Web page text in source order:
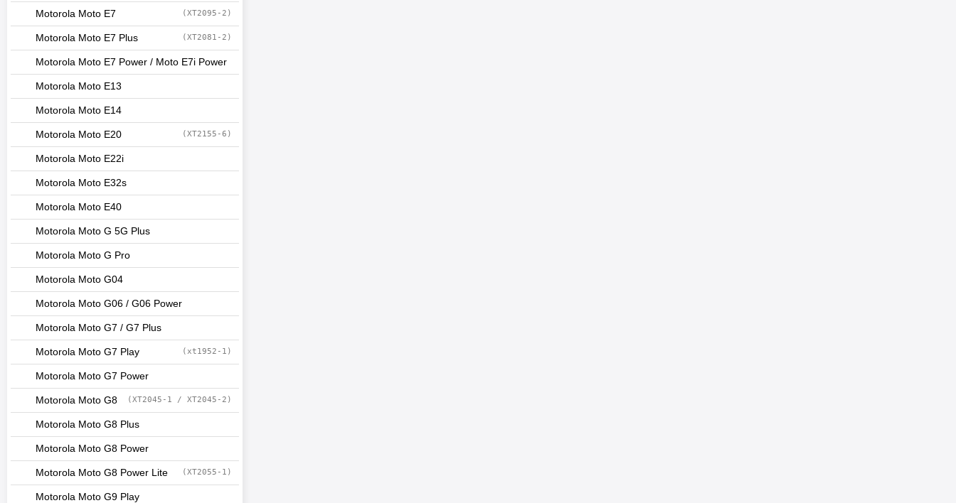
Motorola Moto E7 (XT2095-2)
Motorola Moto E7 Plus (XT2081-2)
Motorola Moto E7 Power / Moto E7i Power
Motorola Moto E13
Motorola Moto E14
Motorola Moto E20 (XT2155-6)
Motorola Moto E22i
Motorola Moto E32s
Motorola Moto E40
Motorola Moto G 5G Plus
Motorola Moto G Pro
Motorola Moto G04
Motorola Moto G06 / G06 Power
Motorola Moto G7 / G7 Plus
Motorola Moto G7 Play (xt1952-1)
Motorola Moto G7 Power
Motorola Moto G8 (XT2045-1 / XT2045-2)
Motorola Moto G8 Plus
Motorola Moto G8 Power
Motorola Moto G8 Power Lite (XT2055-1)
Motorola Moto G9 Play